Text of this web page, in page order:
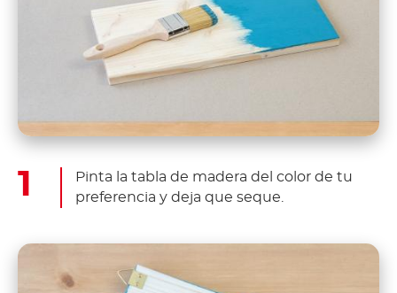
Pinta la tabla de madera del color de tu
preferencia y deja que seque.